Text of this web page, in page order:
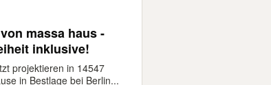
massa haus -
inklusive!
projektieren in 14547
in Bestlage bei Berlin...